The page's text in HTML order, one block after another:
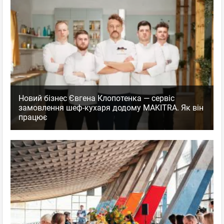
Піца була нереально смачна 🤤
з собою.
Цю смакоту було важко залишити і на вечерю забирати було
вже нічого 🙈😅 ну ви зрозуміли))
Пішли вдячні і задоволені!
Рекомендуємо!
Station Pizza Пиццерия Оценка 0
0
пожаловаться
Новий бізнес Євгена Клопотенка — сервіс
замовлення шеф-кухаря додому MAKITRA. Як він
працює